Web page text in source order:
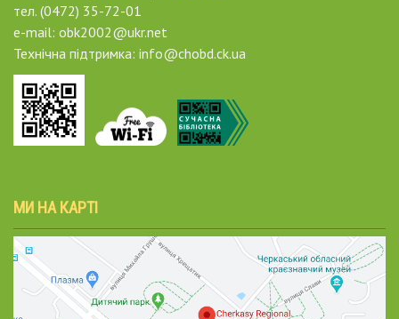
тел. (0472) 35-72-01
e-mail: obk2002@ukr.net
Технічна підтримка: info@chobd.ck.ua
МИ НА КАРТІ